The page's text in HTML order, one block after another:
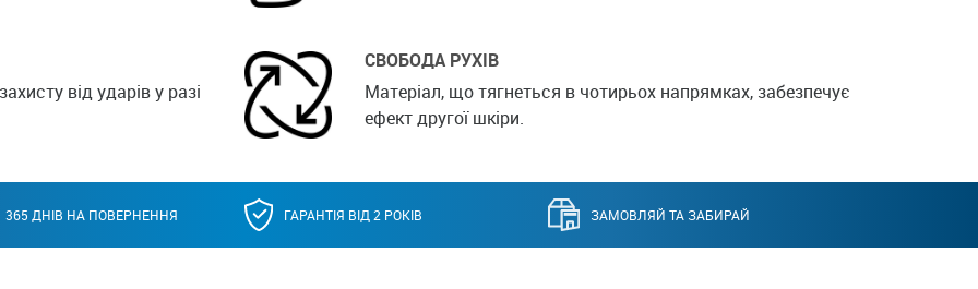
від ударів у разі
СВОБОДА РУХІВ
Матеріал, що тягнеться в чотирьох напрямках, забезпечує
ефект другої шкіри.
365 ДНІВ НА ПОВЕРНЕННЯ ГАРАНТІЯ ВІД 2 РОКІВ ЗАМОВЛЯЙ ТА ЗАБИРАЙ